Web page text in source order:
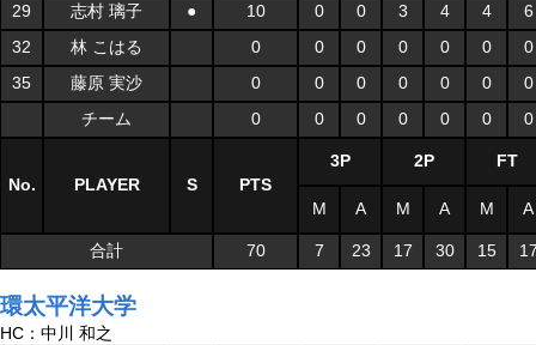
29
志村 璃子 ● 10 0 0 3 4 4
6
32
林 こはる 0 0 0 0 0 0
0
35
藤原 実沙 0 0 0 0 0 0
0
チーム
0 0 0 0 0 0 0
No. PLAYER S PTS
3P 2P FT
M A M A M A
合計 70 7 23 17 30 15
環太平洋大学
HC：中川 和之